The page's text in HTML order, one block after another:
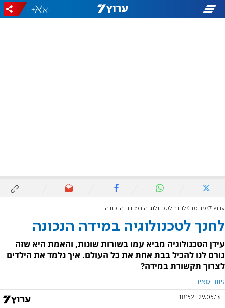
-
+
ערוץ 7 פנימה לחנך לטכנולוגיה במידה הנכונה
לחנך לטכנולוגיה במידה הנכונה
עידן הטכנולוגיה מביא עמו בשורות שונות, והאמת היא שזה
גורם לנו להכיל בבת אחת את כל העולם. איך נלמד את הילדים
לצרוך תקשורת במידה?
זיווה מאיר
29.05.16, 18:52